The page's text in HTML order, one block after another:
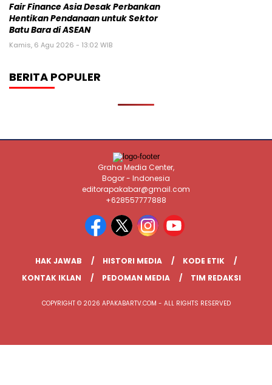
Fair Finance Asia Desak Perbankan
Hentikan Pendanaan untuk Sektor
Batu Bara di ASEAN
Kamis, 6 Agu 2026 - 13:02 WIB
BERITA POPULER
Graha Media Center,
Bogor - Indonesia
editorapakabar@gmail.com
+628557777888
HAK JAWAB HISTORI MEDIA
KODE ETIK
KONTAK IKLAN
PEDOMAN MEDIA TIM REDAKSI
COPYRIGHT © 2026 APAKABARTV.COM - ALL RIGHTS RESERVED